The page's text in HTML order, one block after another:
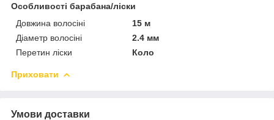
Особливості барабана/ліски
Довжина волосіні
15 м
Діаметр волосіні
2.4 мм
Перетин ліски
Коло
Приховати
Умови доставки